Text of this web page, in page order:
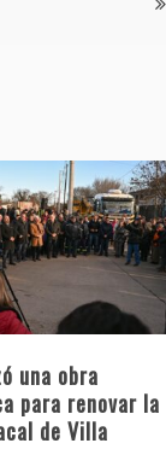
una obra
para renovar la
de Villa